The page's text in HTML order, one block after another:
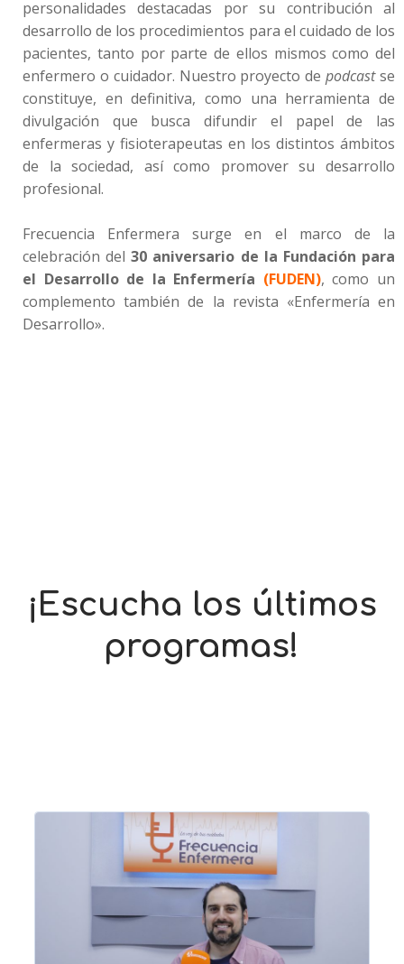
personalidades destacadas por su contribución al
desarrollo de los procedimientos para el cuidado de los
pacientes, tanto por parte de ellos mismos como del
enfermero o cuidador. Nuestro proyecto depodcastse
constituye, en definitiva, como una herramienta de
divulgación que busca difundir el papel de las
enfermeras y fisioterapeutas en los distintos ámbitos
de la sociedad, así como promover su desarrollo
profesional.
Frecuencia Enfermera surge en el marco de la
celebración del30 aniversario de la Fundación para
el Desarrollo de la Enfermería (FUDEN), como un
complemento también de la revista «Enfermería en
Desarrollo».
¡Escucha los últimos
programas!